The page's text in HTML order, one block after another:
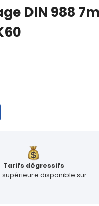
DIN 988
Tarifs dégressifs
supérieure disponible sur